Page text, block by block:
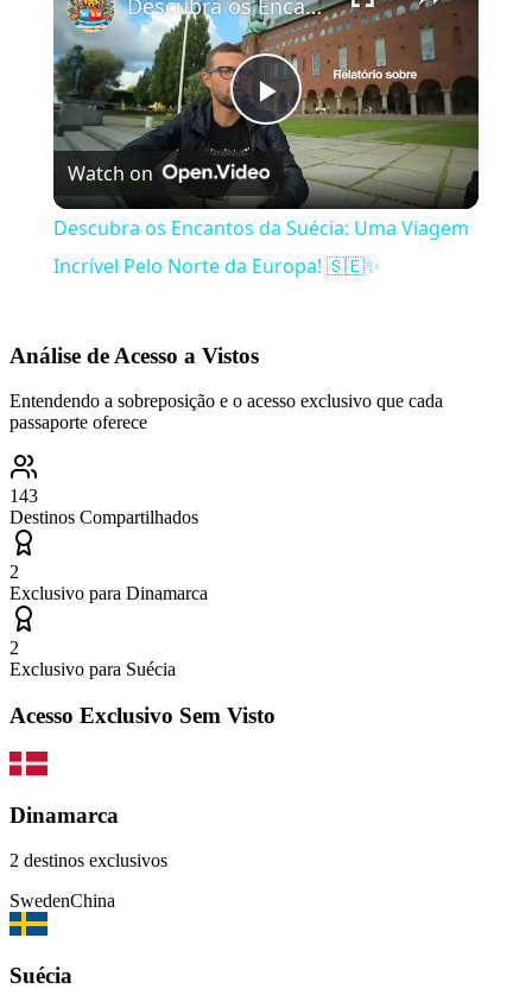
Play
Video
Watch on
Descubra os Encantos da Suécia: Uma Viagem
Incrível Pelo Norte da Europa! 🇸🇪✨
Análise de Acesso a Vistos
Entendendo a sobreposição e o acesso exclusivo que cada
passaporte oferece
143
Destinos Compartilhados
2
Exclusivo para Dinamarca
2
Exclusivo para Suécia
Acesso Exclusivo Sem Visto
Dinamarca
2 destinos exclusivos
SwedenChina
Suécia